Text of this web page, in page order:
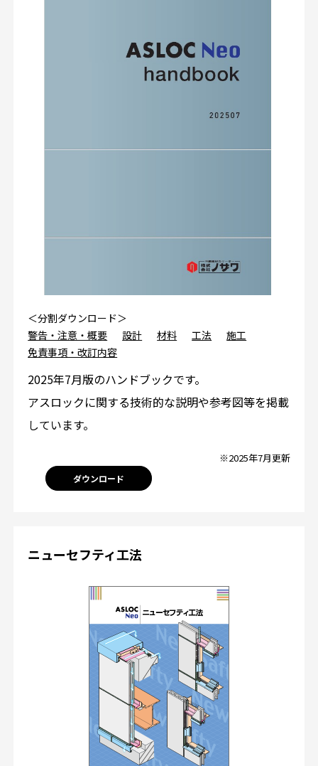
＜分割ダウンロード＞
警告・注意・概要
設計 材料 工法
施工
免責事項・改訂内容
2025年7月版のハンドブックです。
アスロックに関する技術的な説明や参考図等を掲載
しています。
※2025年7月更新
ダウンロード
ニューセフティ工法